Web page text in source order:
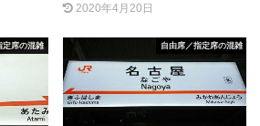
2020年4月20日
定席の混雑 自由席／指定席の混雑